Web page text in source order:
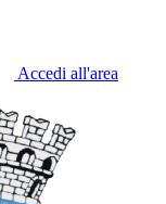
Accedi all'area